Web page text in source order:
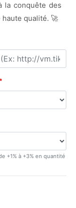
la conquête des
qualité. 🚀
*
+1% à +3% en quantité